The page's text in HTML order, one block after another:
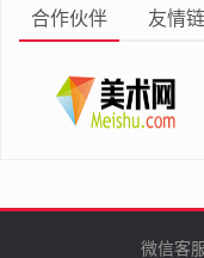
合作伙伴 友情
微信客